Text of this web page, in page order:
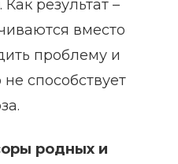
Как результат –
вместо
проблему и
способствует
родных и